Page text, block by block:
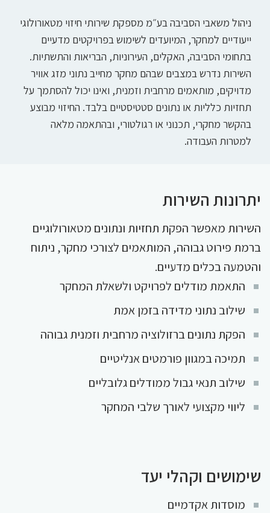
ניהול משאבי הסביבה בע״מ מספקת שירותי חיזוי מטאורולוגי
ייעודיים למחקר, המיועדים לשימוש בפרויקטים מדעיים
בתחומי הסביבה, האקלים, העירוניות, הבריאות והתשתיות.
השירות נדרש במצבים שבהם מחקר מחייב נתוני מזג אוויר
מדויקים, מותאמים מרחבית וזמנית, ואינו יכול להסתמך על
תחזיות כלליות או נתונים סטטיסטיים בלבד. החיזוי מבוצע
בהקשר מחקרי, תכנוני או רגולטורי, ובהתאמה מלאה
למטרות העבודה.
יתרונות השירות
השירות מאפשר הפקת תחזיות ונתונים מטאורולוגיים
ברמת פירוט גבוהה, המותאמים לצורכי מחקר, ניתוח
והטמעה בכלים מדעיים.
התאמת מודלים לפרויקט ולשאלת המחקר
שילוב נתוני מדידה בזמן אמת
הפקת נתונים ברזולוציה מרחבית וזמנית גבוהה
תמיכה במגוון פורמטים אנליטיים
שילוב תנאי גבול ממודלים גלובליים
ליווי מקצועי לאורך שלבי המחקר
שימושים וקהלי יעד
מוסדות אקדמיים